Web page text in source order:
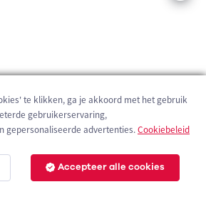
te klikken, ga je akkoord met het gebruik
gebruikerservaring,
gepersonaliseerde advertenties.Cookiebeleid
Accepteer alle cookies